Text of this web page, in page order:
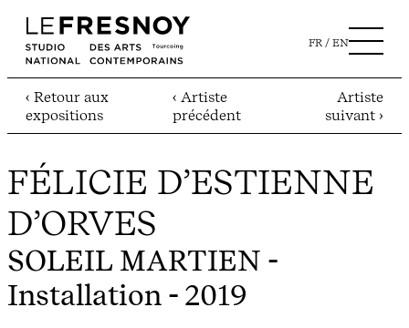
FR EN
‹ Retour aux
expositions
‹ Artiste
précédent
Artiste
suivant ›
FÉLICIE D’ESTIENNE
D’ORVES
SOLEIL MARTIEN -
Installation - 2019